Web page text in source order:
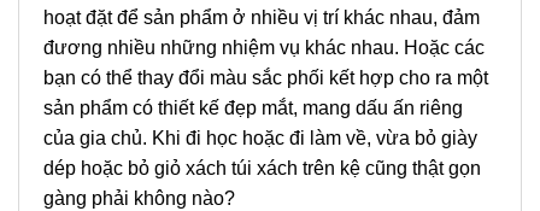
hoạt đặt để sản phẩm ở nhiều vị trí khác nhau, đảm
đương nhiều những nhiệm vụ khác nhau. Hoặc các
bạn có thể thay đổi màu sắc phối kết hợp cho ra một
sản phẩm có thiết kế đẹp mắt, mang dấu ấn riêng
của gia chủ. Khi đi học hoặc đi làm về, vừa bỏ giày
dép hoặc bỏ giỏ xách túi xách trên kệ cũng thật gọn
gàng phải không nào?